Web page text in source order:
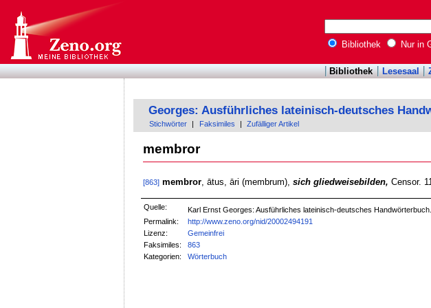
Bibliothek Nur in
Bibliothek Lesesaal
Georges: Ausführliches lateinisch-deutsches
Stichwörter Faksimiles Zufälliger Artikel
membror
[863] membror, ātus, āri (membrum), sich gliedweisebilden, Censor.
Quelle: Karl Ernst Georges: Ausführliches lateinisch-deutsches
Permalink:
http://www.zeno.org/nid/20002494191
Lizenz:
Gemeinfrei
Faksimiles:
863
Kategorien:
Wörterbuch